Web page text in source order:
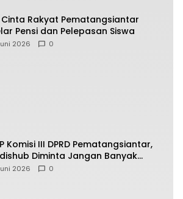
Cinta Rakyat Pematangsiantar
Pensi dan Pelepasan Siswa
2026 0
Komisi III DPRD Pematangsiantar,
Diminta Jangan Banyak
2026 0